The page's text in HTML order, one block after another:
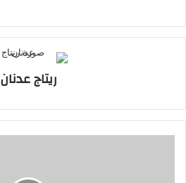
ريتاج عدنان